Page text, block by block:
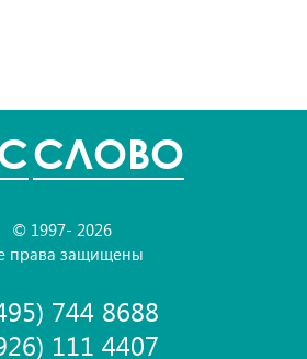
СЛОВО
© 1997- 2026
права защищены
744 8688
111 4407